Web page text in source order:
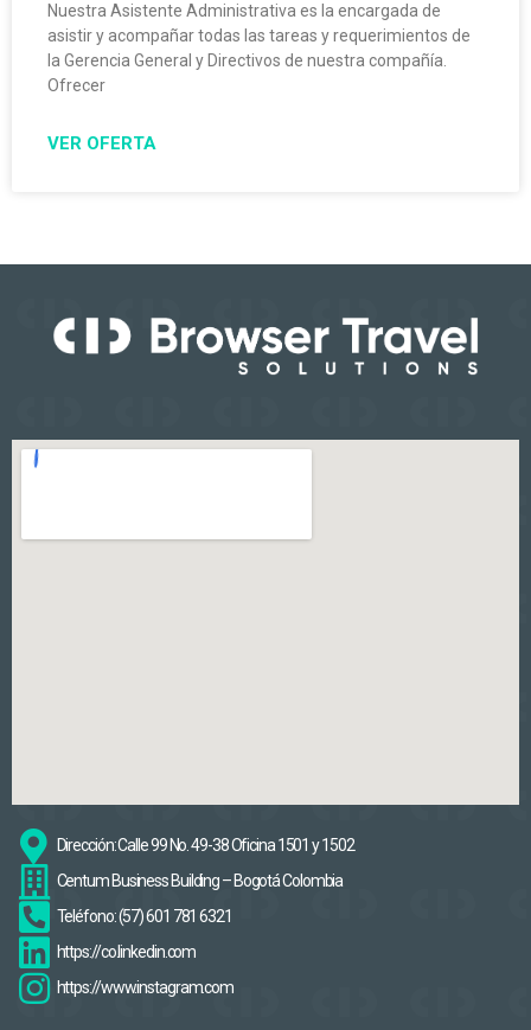
Nuestra Asistente Administrativa es la encargada de
asistir y acompañar todas las tareas y requerimientos de
la Gerencia General y Directivos de nuestra compañía.
Ofrecer
VER OFERTA
Dirección: Calle 99 No. 49-38 Oficina 1501 y 1502
Centum Business Building – Bogotá Colombia
Teléfono: (57) 601 781 6321
https://co.linkedin.com
https://www.instagram.com